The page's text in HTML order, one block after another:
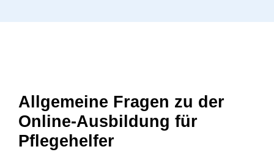
Allgemeine Fragen zu der
Online-Ausbildung für
Pflegehelfer